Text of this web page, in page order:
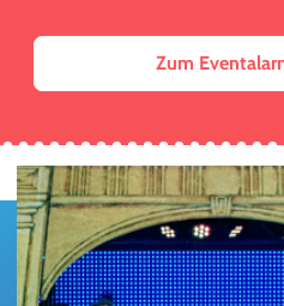
Zum